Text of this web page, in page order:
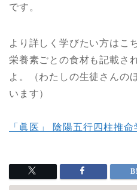
です。
より詳しく学びたい方はこ
栄養素ごとの食材も記載さ
よ。（わたしの生徒さんの
います）
「眞医」 陰陽五行四柱推命